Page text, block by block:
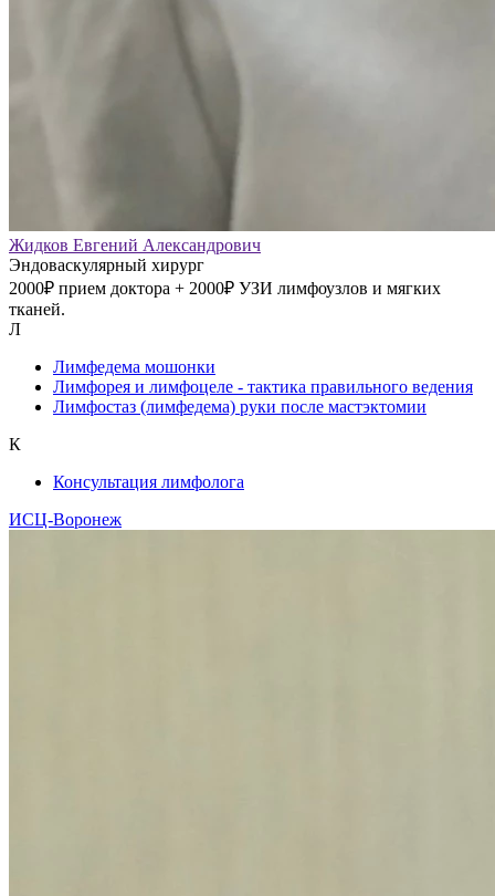
Жидков Евгений Александрович
Эндоваскулярный хирург
2000₽ прием доктора + 2000₽ УЗИ лимфоузлов и мягких
тканей.
Л
Лимфедема мошонки
Лимфорея и лимфоцеле - тактика правильного ведения
Лимфостаз (лимфедема) руки после мастэктомии
К
Консультация лимфолога
ИСЦ-Воронеж